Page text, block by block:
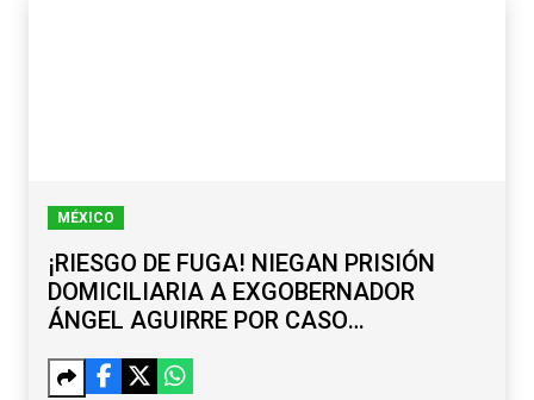
MÉXICO
¡RIESGO DE FUGA! NIEGAN PRISIÓN
DOMICILIARIA A EXGOBERNADOR
ÁNGEL AGUIRRE POR CASO